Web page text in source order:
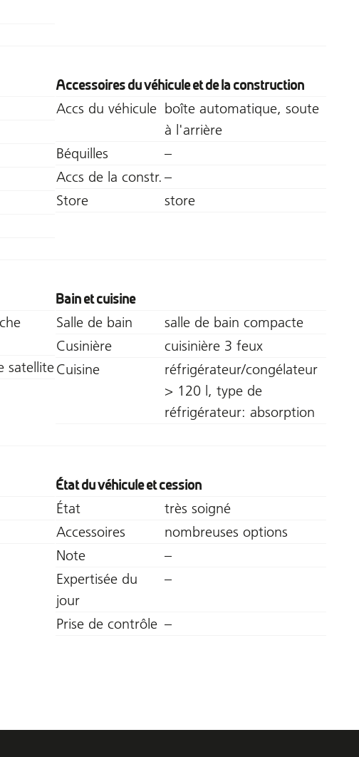
Accessoires du véhicule et de la construction
Accs du véhicule boîte automatique, soute
à l'arrière
Béquilles
–
Accs de la constr. –
Store
store
satellite
Bain et cuisine
Salle de bain
salle de bain compacte
Cusinière
cuisinière 3 feux
Cuisine
réfrigérateur/congélateur
> 120 l, type de
réfrigérateur: absorption
État du véhicule et cession
État
très soigné
Accessoires
nombreuses options
Note
–
Expertisée du
jour
–
Prise de contrôle –